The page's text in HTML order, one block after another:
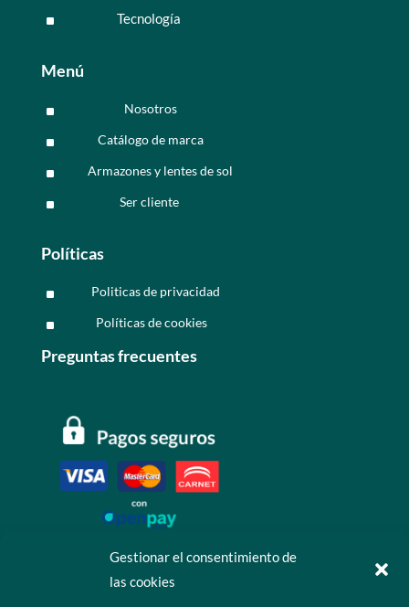
Gestionar el consentimiento de
las cookies
^ Tecnología
Menú
^ Nosotros
^ Catálogo de marca
^ Armazones y lentes de sol
^ Ser cliente
Políticas
^ Politicas de privacidad
^ Políticas de cookies
Preguntas frecuentes